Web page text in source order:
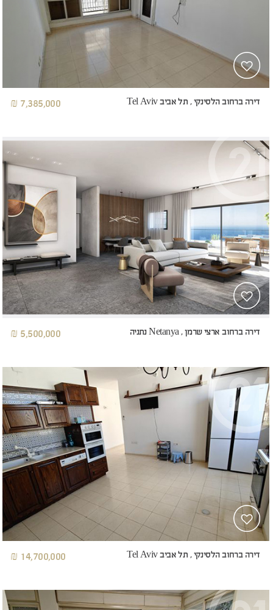
דירה ברחוב הלסינקי , תל אביב Tel Aviv 7,385,000 ₪
דירה ברחוב ארצי שרמן , Netanya נתניה 5,500,000 ₪
דירה ברחוב הלסינקי , תל אביב Tel Aviv 14,700,000 ₪